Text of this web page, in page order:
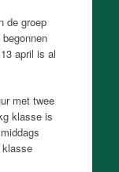
de groep
april is al
met twee
klasse is